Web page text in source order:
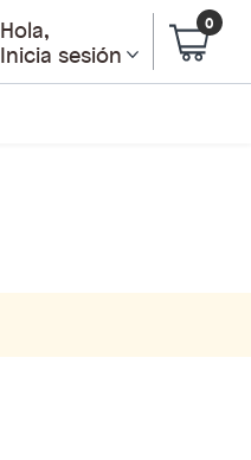
Hola,
Inicia sesión
0